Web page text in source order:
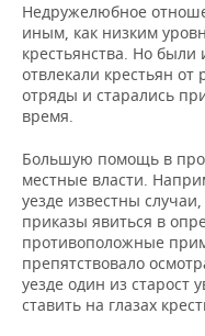
Недружелюбное
иным, как низким
крестьянства. Но
отвлекали крестьян
отряды и старались
время.
Большую помощь в
местные власти.
уезде известны
приказы явиться в
противоположные
препятствовало
уезде один из старост
ставить на глазах